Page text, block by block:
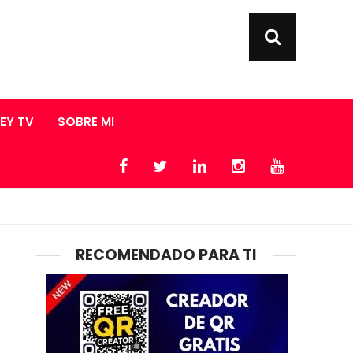
TV SOBRE MI
RECOMENDADO PARA TI